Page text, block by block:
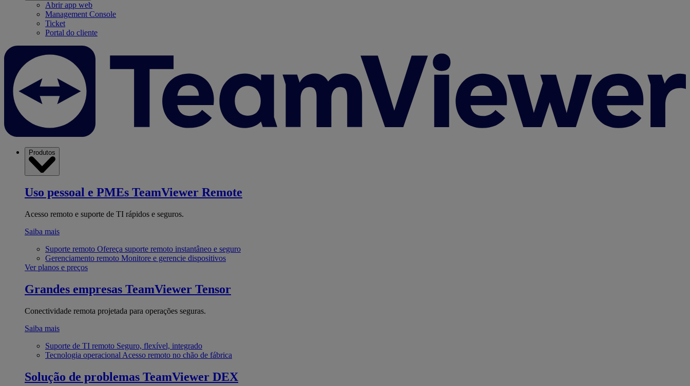
Abrir app web
Management Console
Ticket
Portal do cliente
Produtos
Uso pessoal e PMEs TeamViewer Remote
Acesso remoto e suporte de TI rápidos e seguros.
Saiba mais
Suporte remoto Ofereça suporte remoto instantâneo e seguro
Gerenciamento remoto Monitore e gerencie dispositivos
Ver planos e preços
Grandes empresas TeamViewer Tensor
Conectividade remota projetada para operações seguras.
Saiba mais
Suporte de TI remoto Seguro, flexível, integrado
Tecnologia operacional Acesso remoto no chão de fábrica
Solução de problemas TeamViewer DEX